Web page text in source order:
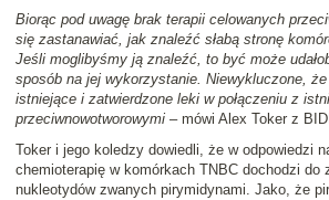
Biorąc pod uwagę brak terapii celowanych
się zastanawiać, jak znaleźć słabą stronę
Jeśli moglibyśmy ją znaleźć, to być może
sposób na jej wykorzystanie. Niewykluczone, że
istniejące i zatwierdzone leki w połączeniu z
przeciwnowotworowymi – mówi Alex Toker z
Toker i jego koledzy dowiedli, że w odpowiedzi
chemioterapię w komórkach TNBC dochodzi do
nukleotydów zwanych pirymidynami. Jako, że